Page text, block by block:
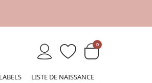
0
LABELS LISTE DE NAISSANCE